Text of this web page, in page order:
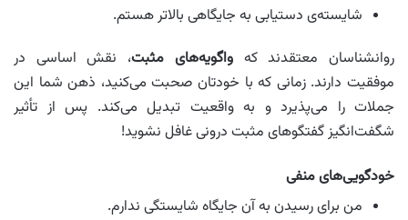
شایسته‌ی دستیابی به جایگاهی بالاتر هستم.
روانشناسان معتقدند کهواگویه‌های مثبت، نقش اساسی در
موفقیت دارند. زمانی که با خودتان صحبت می‌کنید، ذهن شما این
جملات را می‌پذیرد و به واقعیت تبدیل می‌کند. پس از تأثیر
شگفت‌انگیز گفتگوهای مثبت درونی غافل نشوید!
خودگویی‌های منفی
من برای رسیدن به آن جایگاه شایستگی ندارم.